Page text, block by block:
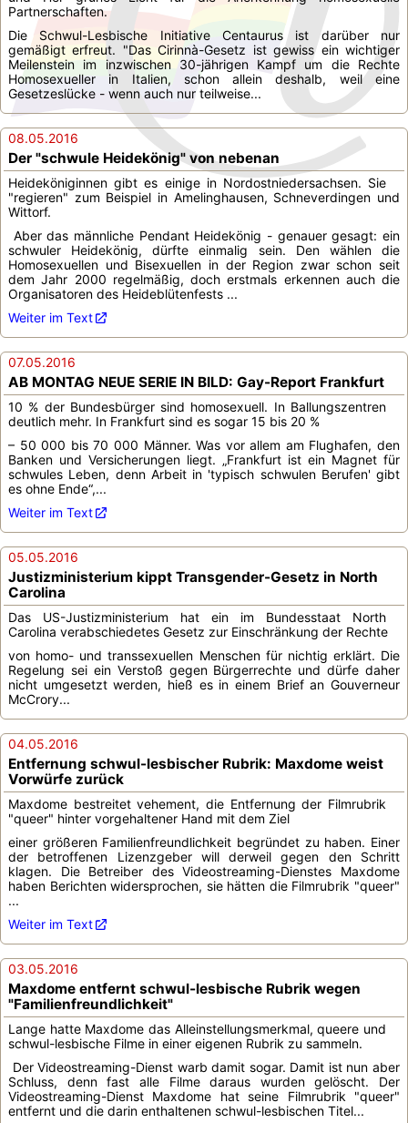
Partnerschaften.
Die Schwul-Lesbische Initiative Centaurus ist darüber nur
gemäßigt erfreut. "Das Cirinnà-Gesetz ist gewiss ein wichtiger
Meilenstein im inzwischen 30-jährigen Kampf um die Rechte
Homosexueller in Italien, schon allein deshalb, weil eine
Gesetzeslücke - wenn auch nur teilweise...
08.05.2016
Der "schwule Heidekönig" von nebenan
Heideköniginnen gibt es einige in Nordostniedersachsen. Sie
"regieren" zum Beispiel in Amelinghausen, Schneverdingen und
Wittorf.
Aber das männliche Pendant Heidekönig - genauer gesagt: ein
schwuler Heidekönig, dürfte einmalig sein. Den wählen die
Homosexuellen und Bisexuellen in der Region zwar schon seit
dem Jahr 2000 regelmäßig, doch erstmals erkennen auch die
Organisatoren des Heideblütenfests ...
Weiter im Text
07.05.2016
AB MONTAG NEUE SERIE IN BILD: Gay-Report Frankfurt
10 % der Bundesbürger sind homosexuell. In Ballungszentren
deutlich mehr. In Frankfurt sind es sogar 15 bis 20 %
– 50 000 bis 70 000 Männer. Was vor allem am Flughafen, den
Banken und Versicherungen liegt. „Frankfurt ist ein Magnet für
schwules Leben, denn Arbeit in 'typisch schwulen Berufen' gibt
es ohne Ende“,...
Weiter im Text
05.05.2016
Justizministerium kippt Transgender-Gesetz in North
Carolina
Das US-Justizministerium hat ein im Bundesstaat North
Carolina verabschiedetes Gesetz zur Einschränkung der Rechte
von homo- und transsexuellen Menschen für nichtig erklärt. Die
Regelung sei ein Verstoß gegen Bürgerrechte und dürfe daher
nicht umgesetzt werden, hieß es in einem Brief an Gouverneur
McCrory...
04.05.2016
Entfernung schwul-lesbischer Rubrik: Maxdome weist
Vorwürfe zurück
Maxdome bestreitet vehement, die Entfernung der Filmrubrik
"queer" hinter vorgehaltener Hand mit dem Ziel
einer größeren Familienfreundlichkeit begründet zu haben. Einer
der betroffenen Lizenzgeber will derweil gegen den Schritt
klagen. Die Betreiber des Videostreaming-Dienstes Maxdome
haben Berichten widersprochen, sie hätten die Filmrubrik "queer"
...
Weiter im Text
03.05.2016
Maxdome entfernt schwul-lesbische Rubrik wegen
"Familienfreundlichkeit"
Lange hatte Maxdome das Alleinstellungsmerkmal, queere und
schwul-lesbische Filme in einer eigenen Rubrik zu sammeln.
Der Videostreaming-Dienst warb damit sogar. Damit ist nun aber
Schluss, denn fast alle Filme daraus wurden gelöscht. Der
Videostreaming-Dienst Maxdome hat seine Filmrubrik "queer"
entfernt und die darin enthaltenen schwul-lesbischen Titel...